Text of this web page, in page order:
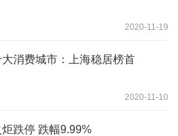
2020-11-19
消费城市：上海稳居榜首
2020-11-10
跌停 跌幅9.99%